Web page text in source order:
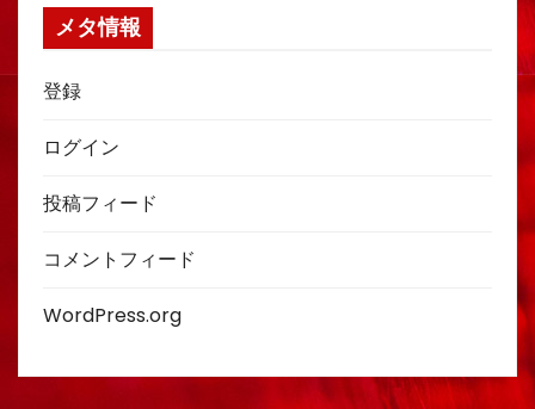
メタ情報
登録
ログイン
投稿フィード
コメントフィード
WordPress.org